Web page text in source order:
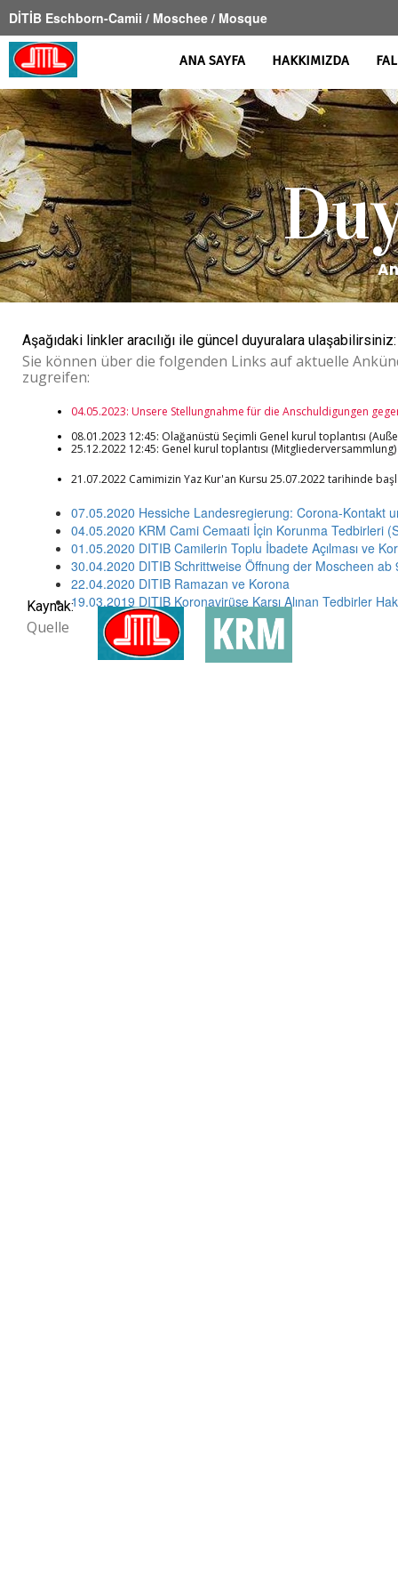
ANA SAYFA HAKKIMIZDA
DİTİB Eschborn-Camii / Moschee / Mosque
Aşağıdaki linkler aracılığı ile güncel duyuralara ulaşabilirsiniz:
Sie können über die folgenden Links auf aktuelle
zugreifen:
04.05.2023: Unsere Stellungnahme für die Anschuldigungen
08.01.2023 12:45: Olağanüstü Seçimli Genel kurul toplantısı
25.12.2022 12:45: Genel kurul toplantısı (Mitgliederversammlung)
21.07.2022 Camimizin Yaz Kur'an Kursu 25.07.2022 tarihinde
07.05.2020 Hessiche Landesregierung: Corona-Kontakt
04.05.2020 KRM Cami Cemaati İçin Korunma Tedbirleri
01.05.2020 DITIB Camilerin Toplu İbadete Açılması ve
30.04.2020 DITIB Schrittweise Öffnung der Moscheen ab
22.04.2020 DITIB Ramazan ve Korona
19.03.2019 DITIB Koronavirüse Karşı Alınan Tedbirler
Kaynak:
Quelle